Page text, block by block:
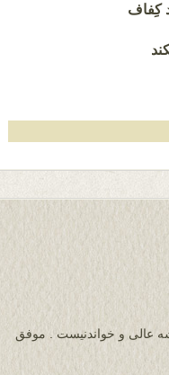
کِفاف
عالی و خواندنیست . موفق